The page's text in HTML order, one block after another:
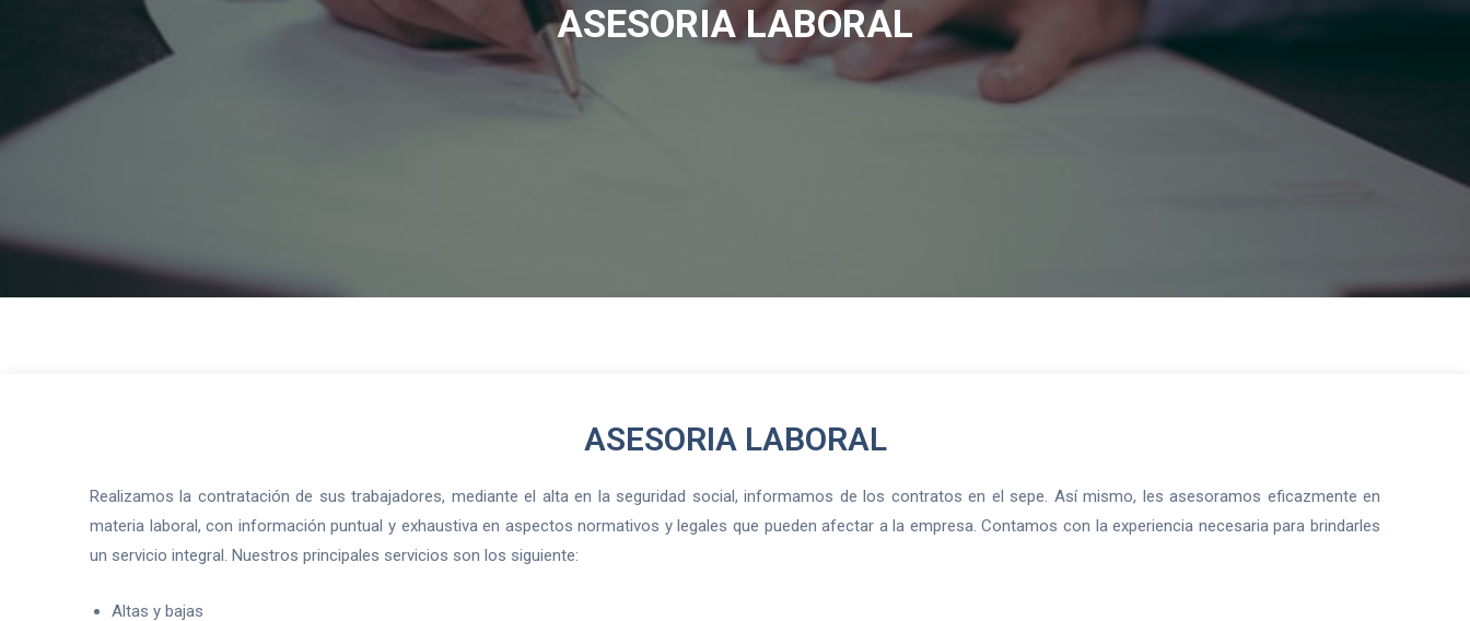
ASESORIA LABORAL
ASESORIA LABORAL
Realizamos la contratación de sus trabajadores, mediante el alta en la seguridad social, informamos de los contratos en el sepe. Así mismo, les asesoramos eficazmente en
materia laboral, con información puntual y exhaustiva en aspectos normativos y legales que pueden afectar a la empresa. Contamos con la experiencia necesaria para brindarles
un servicio integral. Nuestros principales servicios son los siguiente:
Altas y bajas